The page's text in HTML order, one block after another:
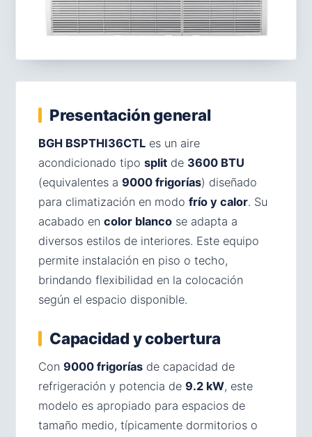
Presentación general
BGH BSPTHI36CTL es un aire
acondicionado tipo split de 3600 BTU
(equivalentes a 9000 frigorías) diseñado
para climatización en modo frío y calor. Su
acabado en color blanco se adapta a
diversos estilos de interiores. Este equipo
permite instalación en piso o techo,
brindando flexibilidad en la colocación
según el espacio disponible.
Capacidad y cobertura
Con 9000 frigorías de capacidad de
refrigeración y potencia de 9.2 kW, este
modelo es apropiado para espacios de
tamaño medio, típicamente dormitorios o